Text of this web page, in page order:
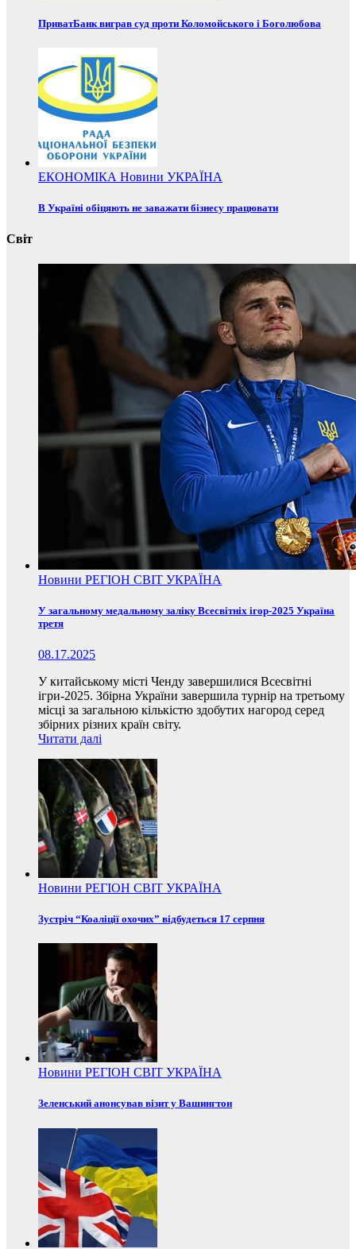
ПриватБанк виграв суд проти Коломойського і Боголюбова
ЕКОНОМІКА Новини УКРАЇНА
В Україні обіцяють не заважати бізнесу працювати
Світ
Новини РЕГІОН СВІТ УКРАЇНА
У загальному медальному заліку Всесвітніх ігор-2025 Україна
третя
08.17.2025
У китайському місті Ченду завершилися Всесвітні
ігри-2025. Збірна України завершила турнір на третьому
місці за загальною кількістю здобутих нагород серед
збірних різних країн світу.
Читати далі
Новини РЕГІОН СВІТ УКРАЇНА
Зустріч “Коаліції охочих” відбудеться 17 серпня
Новини РЕГІОН СВІТ УКРАЇНА
Зеленський анонсував візит у Вашингтон